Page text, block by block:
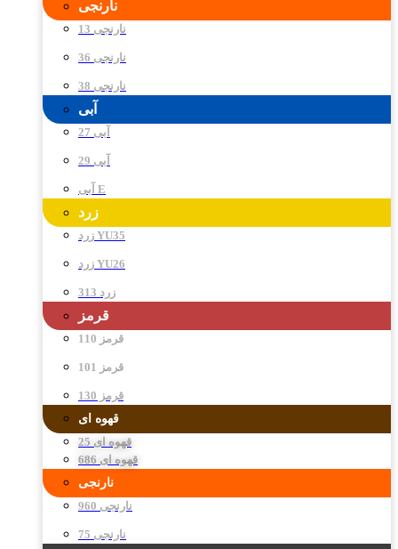
نارنجی
نارنجی 13
نارنجی 36
نارنجی 38
آبی
آبی 27
آبی 29
آبی E
زرد
زرد YU35
زرد YU26
زرد 313
قرمز
قرمز 110
قرمز 101
قرمز 130
قهوه ای
قهوه ای 25
قهوه ای 686
نارنجی
نارنجی 960
نارنجی 75